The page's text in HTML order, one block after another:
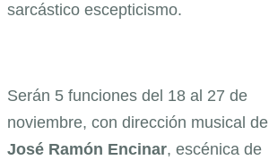
sarcástico escepticismo.
Serán 5 funciones del 18 al 27 de
noviembre, con dirección musical de
José Ramón Encinar, escénica de